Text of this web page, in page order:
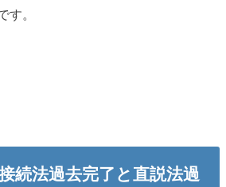
す。
続法過去完了と直説法過